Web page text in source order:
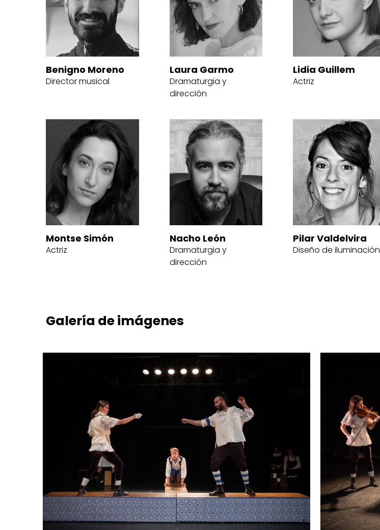
Benigno Moreno
Director musical
Laura Garmo
Dramaturgia y
dirección
Lidia Guillem
Actriz
Montse Simón
Actriz
Nacho León
Dramaturgia y
dirección
Pilar Valdelvira
Diseño de iluminación
Galería deimágenes